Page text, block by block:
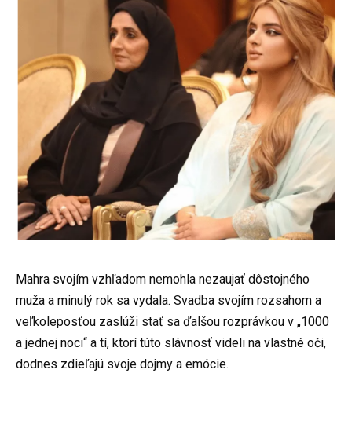
Mahra svojím vzhľadom nemohla nezaujať dôstojného
muža a minulý rok sa vydala. Svadba svojím rozsahom a
veľkoleposťou zaslúži stať sa ďalšou rozprávkou v „1000
a jednej noci“ a tí, ktorí túto slávnosť videli na vlastné oči,
dodnes zdieľajú svoje dojmy a emócie.